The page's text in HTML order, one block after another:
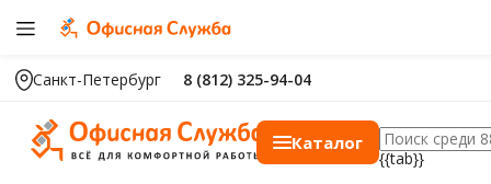
Санкт-Петербург 8 (812) 325-94-04
Каталог
{{tab}}